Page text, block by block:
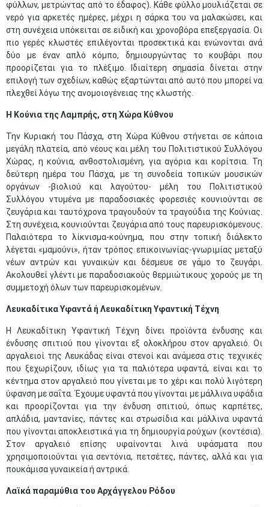
φύλλων, μετρώντας από το έδαφος). Κάθε φύλλο μουλιάζεται σε
νερό για αρκετές ημέρες, μέχρι η σάρκα του να μαλακώσει, και
στη συνέχεια υπόκειται σε ειδική και χρονοβόρα επεξεργασία. Οι
πιο γερές κλωστές επιλέγονται προσεκτικά και ενώνονται ανά
δύο με έναν απλό κόμπο, δημιουργώντας το κουβάρι που
προορίζεται για το πλέξιμο. Ιδιαίτερη σημασία δίνεται στην
επιλογή των σχεδίων, καθώς εξαρτώνται από αυτό που μπορεί να
πλεχθεί λόγω της ανομοιογένειας της κλωστής.
Η Κούνια της Λαμπρής, στη Χώρα Κύθνου
Την Κυριακή του Πάσχα, στη Χώρα Κύθνου στήνεται σε κάποια
μεγάλη πλατεία, από νέους και µέλη του Πολιτιστικού Συλλόγου
Χώρας, η κούνια, ανθοστολισμένη, για αγόρια και κορίτσια. Τη
δεύτερη ημέρα του Πάσχα, µε τη συνοδεία τοπικών μουσικών
οργάνων -βιολιού και λαγούτου- µέλη του Πολιτιστικού
Συλλόγου ντυμένα µε παραδοσιακές φορεσιές κουνιούνται σε
ζευγάρια και ταυτόχρονα τραγουδούν τα τραγούδια της Κούνιας.
Στη συνέχεια, κουνιούνται ζευγάρια από τους παρευρισκόμενους.
Παλαιότερα το λίκνισμα-κούνημα, που στην τοπική διάλεκτο
λέγεται «μαμούνι», ήταν τρόπος επικοινωνίας-γνωριμίας μεταξύ
νέων αντρών και γυναικών και δέσμευε σε γάμο το ζευγάρι.
Ακολουθεί γλέντι µε παραδοσιακούς θερμιώτικους χορούς µε τη
συμμετοχή όλων των παρευρισκομένων.
Λευκαδίτικα Υφαντά ή Λευκαδίτικη Υφαντική Τέχνη
Η Λευκαδίτικη Υφαντική Τέχνη δίνει προϊόντα ένδυσης και
ένδυσης σπιτιού που γίνονται εξ ολοκλήρου στον αργαλειό. Οι
αργαλειοί της Λευκάδας είναι στενοί και ανάμεσα στις τεχνικές
που ξεχωρίζουν, ιδίως για τα παλιότερα υφαντά, είναι και το
κέντημα στον αργαλειό που γίνεται με το χέρι και πολύ λιγότερη
ύφανση με σαΐτα. Έχουμε υφαντά που γίνονται με μάλλινα υφάδια
και προορίζονται για την ένδυση σπιτιού, όπως καρπέτες,
απλάδια, μαντανίες, πάντες και στρωσίδια και μάλλινα υφαντά
που γίνονται αποκλειστικά για τη δημιουργία ρούχων (κοντέσια).
Στον αργαλειό επίσης υφαίνονται λινά υφάσματα που
χρησιμοποιούνται για σεντόνια, πετσέτες, πάντες, αλλά και για
πουκάμισα γυναικεία ή αντρικά.
Λαϊκά παραμύθια του Αρχάγγελου Ρόδου